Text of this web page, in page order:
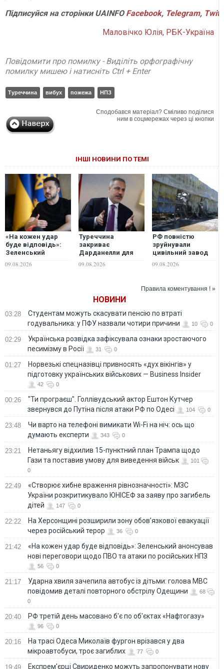
ПідписуйсянасторінкиUAINFO Facebook, Telegram,
Маловічко Юлія, РБК-Україна
Повідомити про помилку - Виділіть орфографічну
помилку мишею і натисніть Ctrl + Enter
Туреччина вибух пожежа НПЗ
Сподобався матеріал? Сміливо поділися
ним в соцмережах через ці кнопки
ІНШІ НОВИНИ ПО ТЕМІ
«На кожен удар
буде відповідь»:
Зеленський
переговори щодо
09.08.2026
Туреччина
закриває
Дарданелли для
глава МЗС Фідан
09.08.2026
РФ повністю
зруйнували
цивільний завод
Шуберт Житомир»
09.08.2026
Правила коментування ! »
НОВИНИ
03:28
Студентам можуть скасувати пенсію по втраті
годувальника: у ПФУ назвали чотири причини
10 0
02:29
Українська розвідка зафіксувала ознаки зростаючого
песимізму в Росії
31 0
01:27
Норвезькі спецназівці привносять «дух вікінгів» у
підготовку українських військових — Business Insider
42 0
00:26
"Ти програєш". Голлівудський актор Ештон Кутчер
звернувся до Путіна після атаки РФ по Одесі
104 0
23:48
Чи варто на телефонi вимикати Wi-Fi на ніч: ось що
думають експерти
343 0
23:21
Нетаньягу відхилив 15-пунктний план Трампа щодо
Гази та поставив умову для виведення військ
101
0
22:49
«Створює хибне враження рівнозначності»: МЗС
України розкритикувало ЮНІСЕФ за заяву про загибель
дітей
147 0
22:22
На Херсонщині розширили зону обов’язкової евакуації
через російський терор
36 0
21:42
«На кожен удар буде відповідь»: Зеленський анонсував
нові переговори щодо ПВО та атаки по російських НПЗ
56 0
21:17
Ударна хвиля зачепила автобус із дітьми: голова МВС
повідомив деталі повторного обстрілу Одещини
68
0
20:40 РФ третій день масовано б'є по об'єктах «Нафтогазу»
96 0
20:16
На трасі Одеса Миколаїв фургон врізався у два
мікроавтобуси, троє загиблих
77 0
19:49 Експрем'єрці Свириденко можуть запропонувати нову